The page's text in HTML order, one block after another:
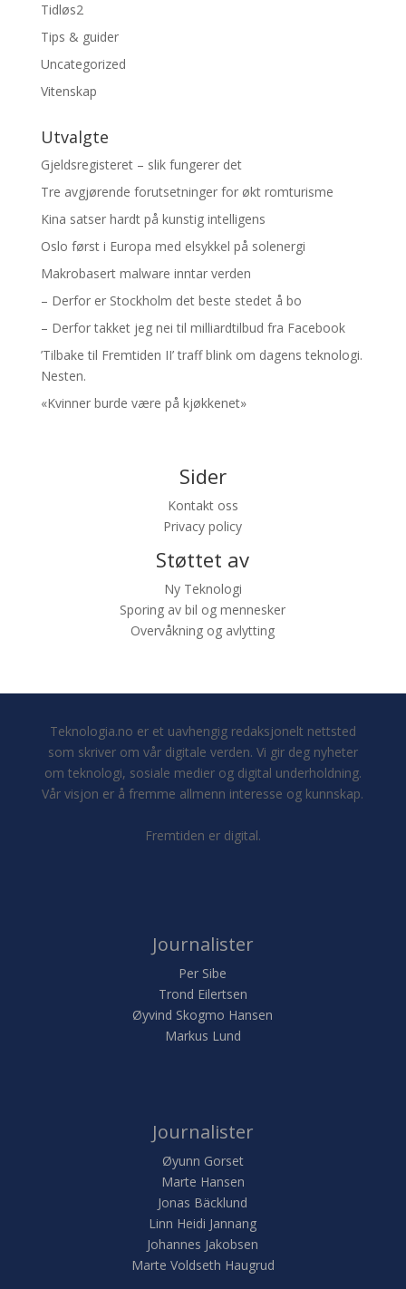
Tidløs2
Tips & guider
Uncategorized
Vitenskap
Utvalgte
Gjeldsregisteret – slik fungerer det
Tre avgjørende forutsetninger for økt romturisme
Kina satser hardt på kunstig intelligens
Oslo først i Europa med elsykkel på solenergi
Makrobasert malware inntar verden
– Derfor er Stockholm det beste stedet å bo
– Derfor takket jeg nei til milliardtilbud fra Facebook
’Tilbake til Fremtiden II’ traff blink om dagens teknologi.
Nesten.
«Kvinner burde være på kjøkkenet»
Sider
Kontakt oss
Privacy policy
Støttet av
Ny Teknologi
Sporing av bil og mennesker
Overvåkning og avlytting
Teknologia.no er et uavhengig redaksjonelt nettsted
som skriver om vår digitale verden. Vi gir deg nyheter
om teknologi, sosiale medier og digital underholdning.
Vår visjon er å fremme allmenn interesse og kunnskap.
Fremtiden er digital.
Journalister
Per Sibe
Trond Eilertsen
Øyvind Skogmo Hansen
Markus Lund
Journalister
Øyunn Gorset
Marte Hansen
Jonas Bäcklund
Linn Heidi Jannang
Johannes Jakobsen
Marte Voldseth Haugrud